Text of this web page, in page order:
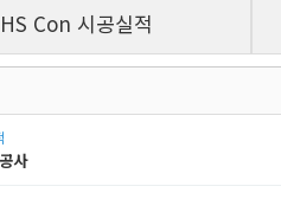
HS Con 시공실적
사